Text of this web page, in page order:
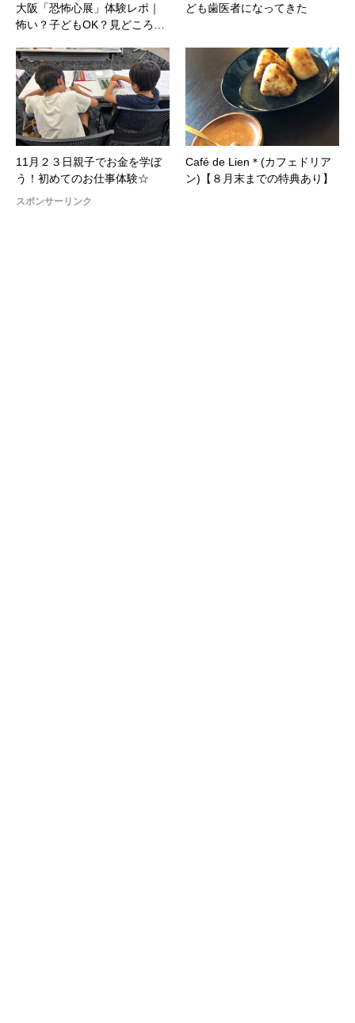
大阪「恐怖心展」体験レポ｜
怖い？子どもOK？見どころ…
ども歯医者になってきた
11月２３日親子でお金を学ぼ
う！初めてのお仕事体験☆
Café de Lien＊(カフェドリア
ン)【８月末までの特典あり】
スポンサーリンク